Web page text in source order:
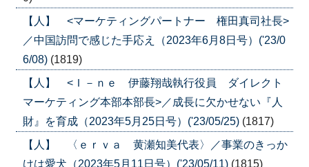
【人】 <マーケティングパートナー 権田真司社長>
／中国訪問で感じた手応え（2023年6月8日号）('23/0
6/08) (1819)
【人】 <Ｉ－ｎｅ 伊藤翔哉執行役員 ダイレクト
マーケティング本部本部長>／成長に欠かせない『人
財』を育成（2023年5月25日号）('23/05/25) (1817)
【人】 〈ｅｒｖａ 黄瀬知美代表〉／事業のきっか
けは愛犬（2023年5月11日号）('23/05/11) (1815)